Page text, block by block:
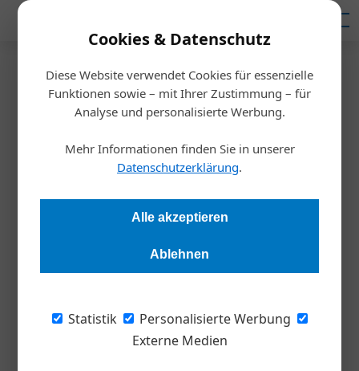
Cookies & Datenschutz
Diese Website verwendet Cookies für essenzielle
Funktionen sowie – mit Ihrer Zustimmung – für
Analyse und personalisierte Werbung.
Mehr Informationen finden Sie in unserer
Datenschutzerklärung.
Alle akzeptieren
Ablehnen
Statistik
Personalisierte Werbung
Externe Medien
Startseite/Weltmarktführer
Austrian Audio
Phoenix aus der Asche
26.05.2023, 09:32 Uhr
Audiotechnik AKG Acoustics geschlossen. Ehemalige
Mitarbeiter*innen gründeten daraufhin Austrian Audio und
und Mikrofone. Nach vielen Hürden erobern sie damit den